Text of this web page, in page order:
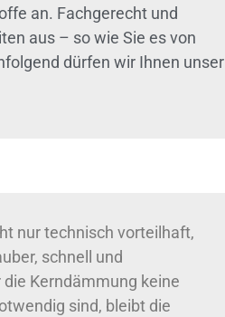
an. Fachgerecht und
aus – so wie Sie es von
dürfen wir Ihnen unser
nur technisch vorteilhaft,
schnell und
Kerndämmung keine
sind, bleibt die